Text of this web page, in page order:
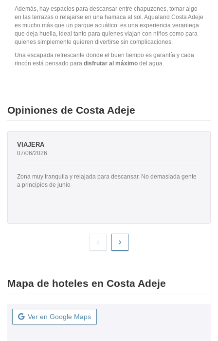
Además, hay espacios para descansar entre chapuzones, tomar algo
en las terrazas o relajarse en una hamaca al sol. Aqualand Costa Adeje
es mucho más que un parque acuático: es una experiencia veraniega
que deja huella, ideal tanto para quienes viajan con niños como para
quienes simplemente quieren divertirse sin complicaciones.
Una escapada refrescante donde el buen tiempo es garantía y cada
rincón está pensado para disfrutar al máximo del agua.
Opiniones de Costa Adeje
VIAJERA
07/06/2026
Zona muy tranquila y relajada para descansar. No demasiada gente
a principios de junio
Mapa de hoteles en Costa Adeje
Ver en Google Maps